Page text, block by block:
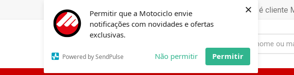
Permitir que a Motociclo envie
notificações com novidades e ofertas
exclusivas.
Powered by SendPulse Não permitir Permitir
×Já é cliente